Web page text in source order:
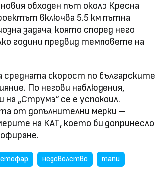
обходен път около Кресна
включва 5.5 км пътна
задача, която според него
години предвид темповете на
скорост по българските
По негови наблюдения,
„Струма“ се е успокоил.
от допълнителни мерки –
на КАТ, което би допринесло
недоволство
тапи